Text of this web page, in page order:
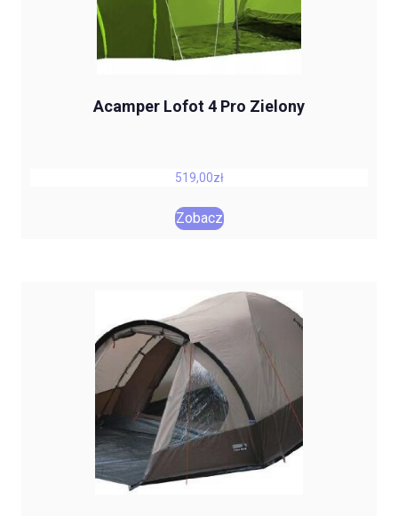
Acamper Lofot 4 Pro Zielony
519,00zł
Zobacz